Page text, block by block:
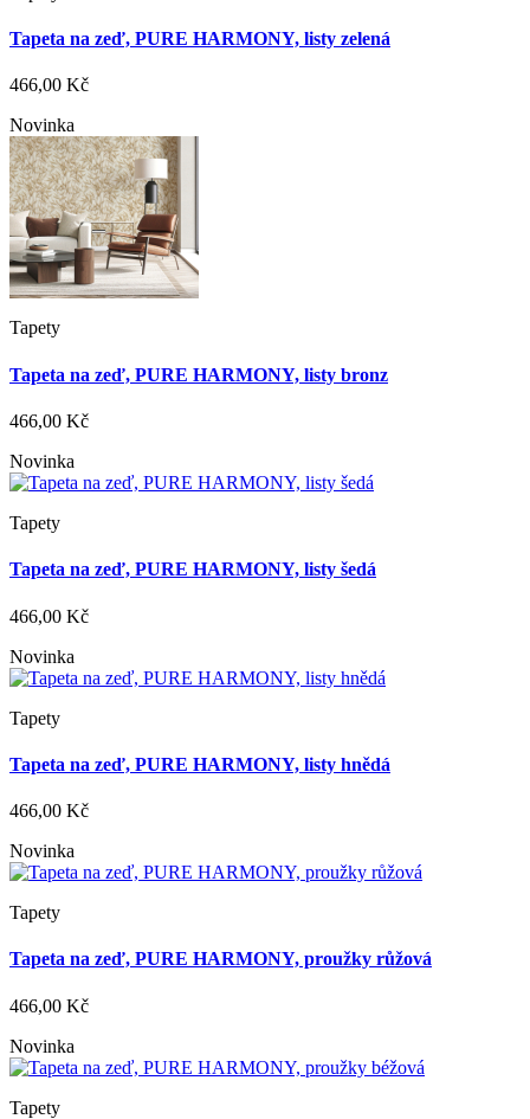
Tapeta na zeď, PURE HARMONY, listy zelená
466,00 Kč
Novinka
Tapety
Tapeta na zeď, PURE HARMONY, listy bronz
466,00 Kč
Novinka
Tapety
Tapeta na zeď, PURE HARMONY, listy šedá
466,00 Kč
Novinka
Tapety
Tapeta na zeď, PURE HARMONY, listy hnědá
466,00 Kč
Novinka
Tapety
Tapeta na zeď, PURE HARMONY, proužky růžová
466,00 Kč
Novinka
Tapety